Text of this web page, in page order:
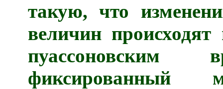
такую, что
величин
фиксированный